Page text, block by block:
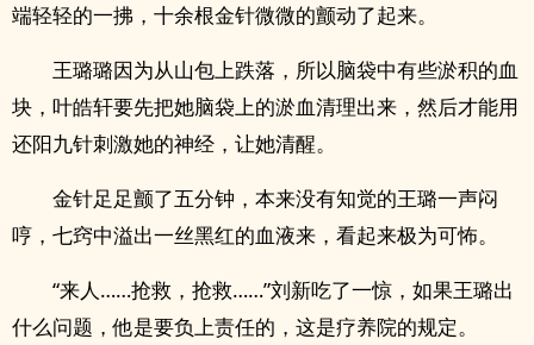
端轻轻的一拂，十余根金针微微的颤动了起来。
王璐璐因为从山包上跌落，所以脑袋中有些淤积的血
块，叶皓轩要先把她脑袋上的淤血清理出来，然后才能用
还阳九针刺激她的神经，让她清醒。
金针足足颤了五分钟，本来没有知觉的王璐一声闷
哼，七窍中溢出一丝黑红的血液来，看起来极为可怖。
“来人……抢救，抢救……”刘新吃了一惊，如果王璐出
什么问题，他是要负上责任的，这是疗养院的规定。